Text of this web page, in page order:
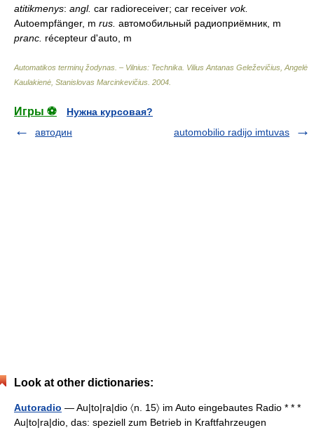
atitikmenys: angl. car radioreceiver; car receiver vok.
Autoempfänger, m rus. автомобильный радиоприёмник, m
pranc. récepteur d'auto, m
Automatikos terminų žodynas. – Vilnius: Technika Vilius Antanas Geleževičius, Angelė
Kaulakienė, Stanislovas Marcinkevičius 2004
Игры ⚽
Нужна курсовая?
автодин
automobilio radijo imtuvas
Look at other dictionaries:
Autoradio — Au|to|ra|dio 〈n. 15〉 im Auto eingebautes Radio * * *
Au|to|ra|dio, das: speziell zum Betrieb in Kraftfahrzeugen